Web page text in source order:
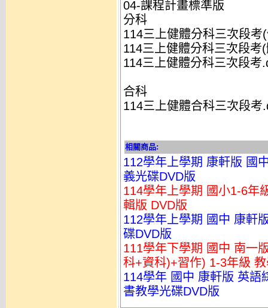
04-課程計畫標準版
分科
114三上健體分科三次段考
114三上健體分科三次段考
114三上健體分科三次段考
合科
114三上健體合科三次段考
相關商品:
112學年上學期 康軒版 國
義光碟DVD版
114學年上學期 國小1-6年
輯版 DVD版
112學年上學期 國中 康軒
碟DVD版
111學年下學期 國中 南一
科+資科)+習作) 1-3年級
114學年 國中 康軒版 英語
書教學光碟DVD版